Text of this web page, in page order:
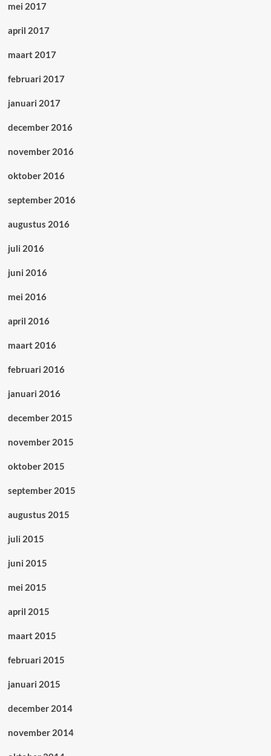
mei 2017
april 2017
maart 2017
februari 2017
januari 2017
december 2016
november 2016
oktober 2016
september 2016
augustus 2016
juli 2016
juni 2016
mei 2016
april 2016
maart 2016
februari 2016
januari 2016
december 2015
november 2015
oktober 2015
september 2015
augustus 2015
juli 2015
juni 2015
mei 2015
april 2015
maart 2015
februari 2015
januari 2015
december 2014
november 2014